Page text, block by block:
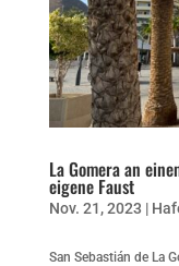
La Gomera an
eigene Faust
Nov. 21, 2023 |
San Sebastián de La